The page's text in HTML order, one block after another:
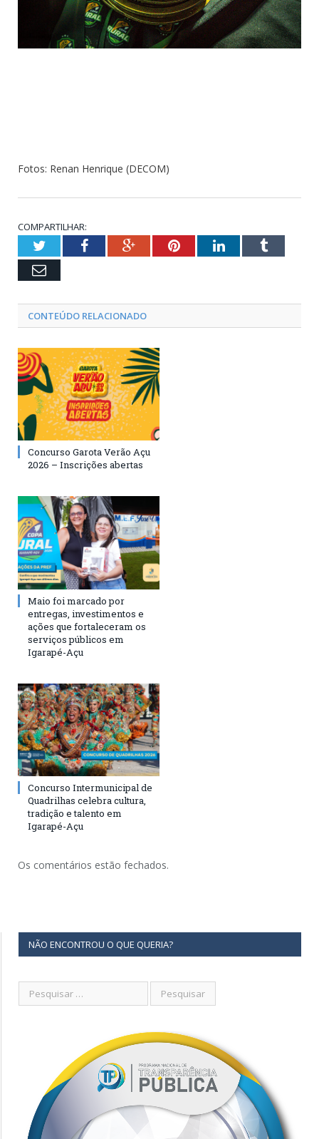
Fotos: Renan Henrique (DECOM)
COMPARTILHAR:
TwitterFacebookGoogle+PinterestLinkedInTumblr
Email
CONTEÚDO RELACIONADO
Concurso Garota Verão Açu
2026 – Inscrições abertas
Maio foi marcado por
entregas, investimentos e
ações que fortaleceram os
serviços públicos em
Igarapé-Açu
Concurso Intermunicipal de
Quadrilhas celebra cultura,
tradição e talento em
Igarapé-Açu
Os comentários estão fechados.
NÃO ENCONTROU O QUE QUERIA?